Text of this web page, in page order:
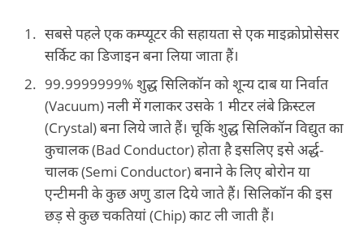
सबसे पहले एक कम्‍प्‍यूटर की सहायता से एक माइक्रोप्रोसेसर
सर्किट का डिजाइन बना लिया जाता हैं।
99.9999999% शुद्ध सिलिकॉन को शून्‍य दाब या निर्वात
(Vacuum) नली में गलाकर उसके 1 मीटर लंबे क्रिस्‍टल
(Crystal) बना लिये जाते हैं। चूकिं शुद्ध सिलिकॉन विद्युत का
कुचालक (Bad Conductor) होता है इसलिए इसे अर्द्ध-
चालक (Semi Conductor) बनाने के लिए बोरोन या
एन्‍टीमनी के कुछ अणु डाल दिये जाते हैं। सिलिकॉन की इस
छड़ से कुछ चकतियां (Chip) काट ली जाती हैं।